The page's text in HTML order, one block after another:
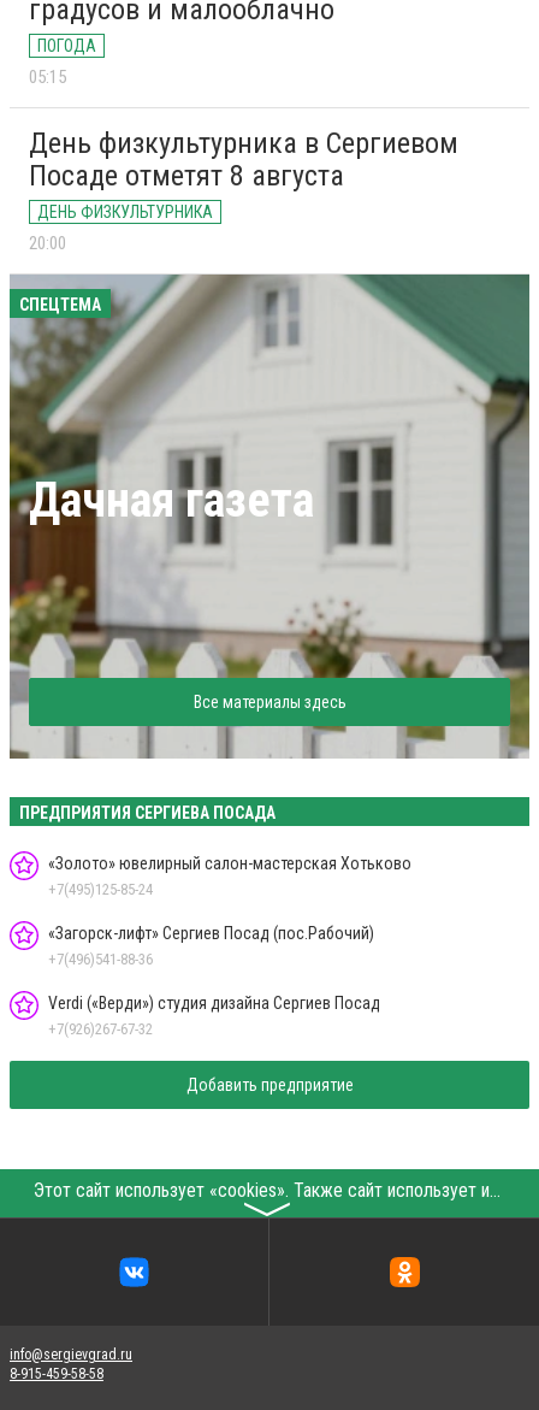
градусов и малооблачно
ПОГОДА
05:15
День физкультурника в Сергиевом
Посаде отметят 8 августа
ДЕНЬ ФИЗКУЛЬТУРНИКА
20:00
СПЕЦТЕМА
Дачная газета
Все материалы здесь
ПРЕДПРИЯТИЯ СЕРГИЕВА ПОСАДА
«Золото» ювелирный салон-мастерская Хотьково
+7(495)125-85-24
«Загорск-лифт» Сергиев Посад (пос.Рабочий)
+7(496)541-88-36
Verdi («Верди») студия дизайна Сергиев Посад
+7(926)267-67-32
Добавить предприятие
Этот сайт использует «cookies». Также сайт использует интернет-сервис для сбора технических данных касательно посетителей с целью получения маркетинговой и статистической информации. Условия обработки данных посетителей сайта см.
〉
info@sergievgrad.ru
8-915-459-58-58